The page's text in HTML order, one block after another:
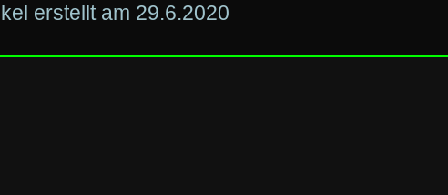
29.6.2020